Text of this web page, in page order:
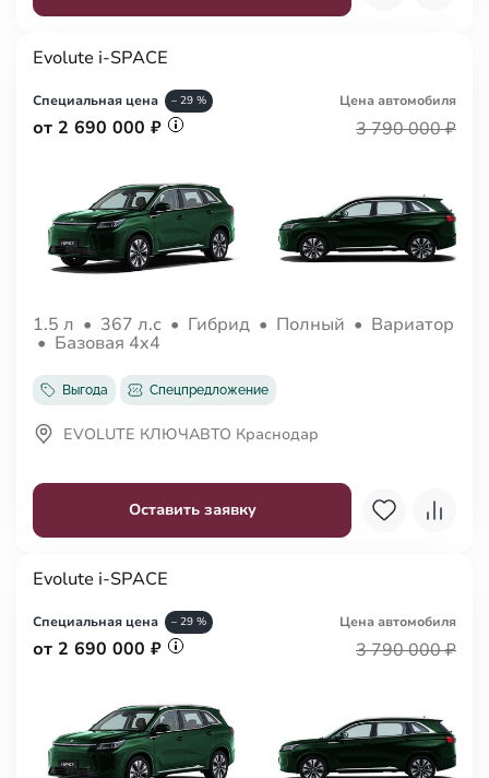
Evolute i-SPACE
Специальная цена – 29 %
от 2 690 000 ₽
Цена автомобиля
3 790 000 ₽
1.5 л • 367 л.с • Гибрид • Полный • Вариатор
• Базовая 4x4
Выгода Спецпредложение
Оставить заявку
EVOLUTE КЛЮЧАВТО Краснодар
Evolute i-SPACE
Специальная цена – 29 %
от 2 690 000 ₽
Цена автомобиля
3 790 000 ₽